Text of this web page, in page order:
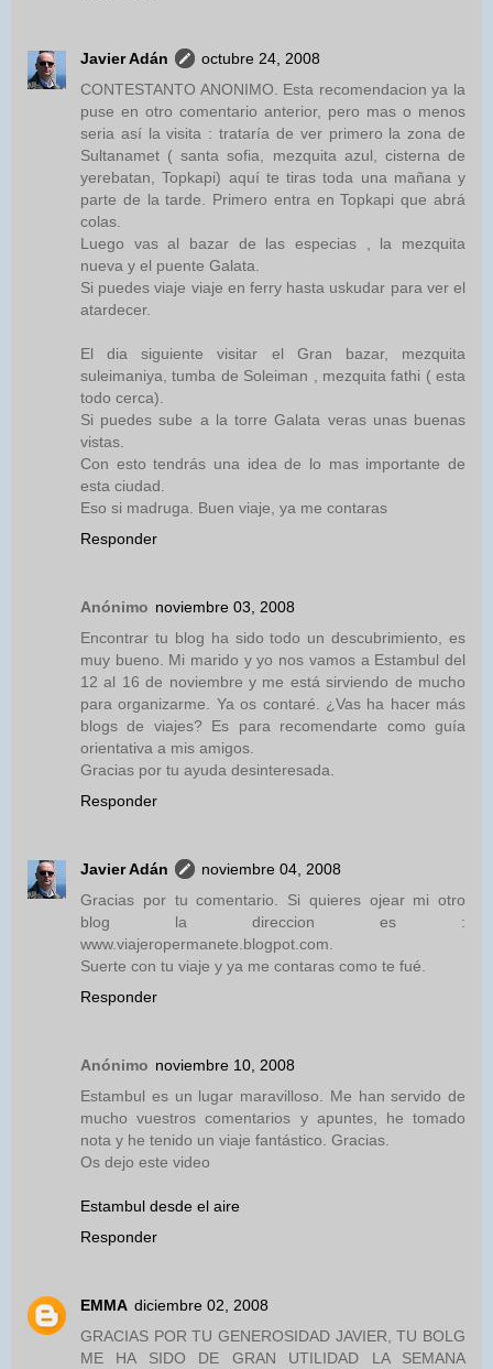
Javier Adán
octubre 24, 2008
CONTESTANTO ANONIMO. Esta recomendacion ya la
puse en otro comentario anterior, pero mas o menos
seria así la visita : trataría de ver primero la zona de
Sultanamet ( santa sofia, mezquita azul, cisterna de
yerebatan, Topkapi) aquí te tiras toda una mañana y
parte de la tarde. Primero entra en Topkapi que abrá
colas.
Luego vas al bazar de las especias , la mezquita
nueva y el puente Galata.
Si puedes viaje viaje en ferry hasta uskudar para ver el
atardecer.
El dia siguiente visitar el Gran bazar, mezquita
suleimaniya, tumba de Soleiman , mezquita fathi ( esta
todo cerca).
Si puedes sube a la torre Galata veras unas buenas
vistas.
Con esto tendrás una idea de lo mas importante de
esta ciudad.
Eso si madruga. Buen viaje, ya me contaras
Responder
Anónimo noviembre 03, 2008
Encontrar tu blog ha sido todo un descubrimiento, es
muy bueno. Mi marido y yo nos vamos a Estambul del
12 al 16 de noviembre y me está sirviendo de mucho
para organizarme. Ya os contaré. ¿Vas ha hacer más
blogs de viajes? Es para recomendarte como guía
orientativa a mis amigos.
Gracias por tu ayuda desinteresada.
Responder
Javier Adán
noviembre 04, 2008
Gracias por tu comentario. Si quieres ojear mi otro
blog la direccion es :
www.viajeropermanete.blogpot.com.
Suerte con tu viaje y ya me contaras como te fué.
Responder
Anónimo noviembre 10, 2008
Estambul es un lugar maravilloso. Me han servido de
mucho vuestros comentarios y apuntes, he tomado
nota y he tenido un viaje fantástico. Gracias.
Os dejo este video
Estambul desde el aire
Responder
EMMA diciembre 02, 2008
GRACIAS POR TU GENEROSIDAD JAVIER, TU BOLG
ME HA SIDO DE GRAN UTILIDAD LA SEMANA